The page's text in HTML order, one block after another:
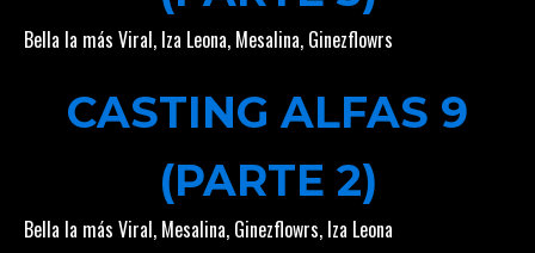
Bella la más Viral, Iza Leona, Mesalina, Ginezflowrs
CASTING ALFAS 9
(PARTE 2)
Bella la más Viral, Mesalina, Ginezflowrs, Iza Leona